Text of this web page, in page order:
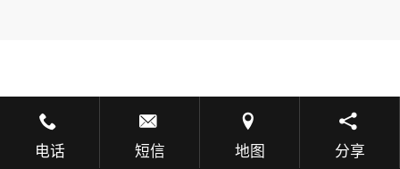
电话 短信 地图 分享